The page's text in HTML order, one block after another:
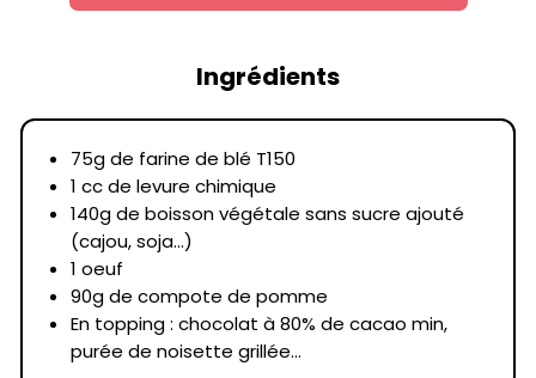
Ingrédients
75g de farine de blé T150
1 cc de levure chimique
140g de boisson végétale sans sucre ajouté
(cajou, soja...)
1 oeuf
90g de compote de pomme
En topping : chocolat à 80% de cacao min,
purée de noisette grillée...